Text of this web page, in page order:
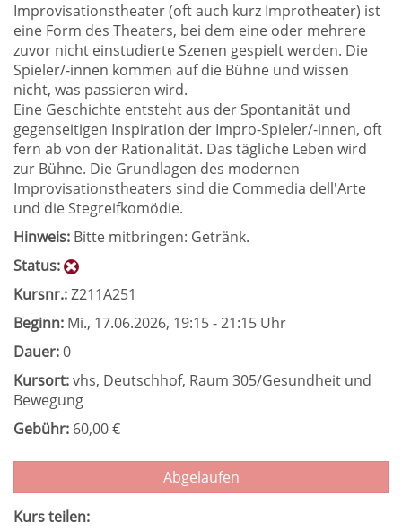
Improvisationstheater (oft auch kurz Improtheater) ist
eine Form des Theaters, bei dem eine oder mehrere
zuvor nicht einstudierte Szenen gespielt werden. Die
Spieler/-innen kommen auf die Bühne und wissen
nicht, was passieren wird.
Eine Geschichte entsteht aus der Spontanität und
gegenseitigen Inspiration der Impro-Spieler/-innen, oft
fern ab von der Rationalität. Das tägliche Leben wird
zur Bühne. Die Grundlagen des modernen
Improvisationstheaters sind die Commedia dell'Arte
und die Stegreifkomödie.
Hinweis: Bitte mitbringen: Getränk.
Status:
Kursnr.:Z211A251
Beginn: Mi., 17.06.2026, 19:15 - 21:15 Uhr
Dauer:0
Kursort:vhs, Deutschhof, Raum 305/Gesundheit und
Bewegung
Gebühr: 60,00 €
Abgelaufen
Kurs teilen: